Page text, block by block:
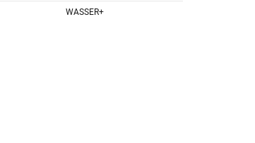
WASSER+